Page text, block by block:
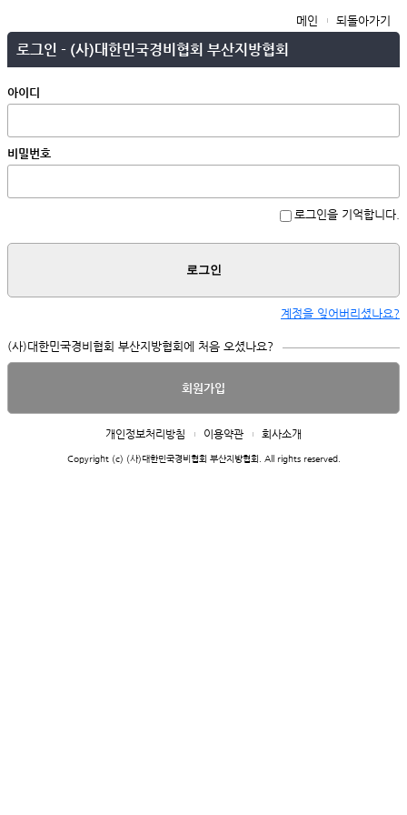
메인 되돌아가기
로그인 - (사)대한민국경비협회 부산지방협회
아이디
비밀번호
로그인을 기억합니다.
로그인
계정을 잊어버리셨나요?
(사)대한민국경비협회 부산지방협회에 처음 오셨나요?
회원가입
개인정보처리방침 이용약관 회사소개
Copyright (c) (사)대한민국경비협회 부산지방협회. All rights reserved.